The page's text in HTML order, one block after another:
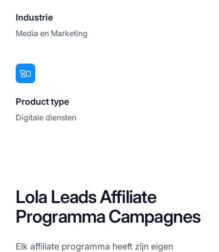
Industrie
Media en Marketing
Product type
Digitale diensten
Lola Leads Affiliate
Programma Campagnes
Elk affiliate programma heeft zijn eigen